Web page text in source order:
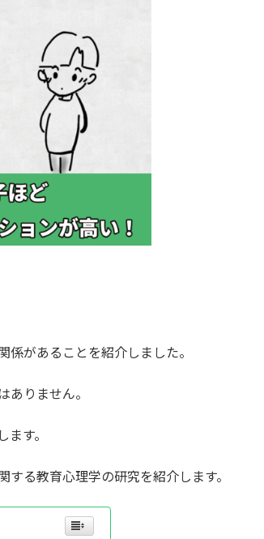
があることを紹介しました。
ありません。
ます。
る教育心理学の研究を紹介します。